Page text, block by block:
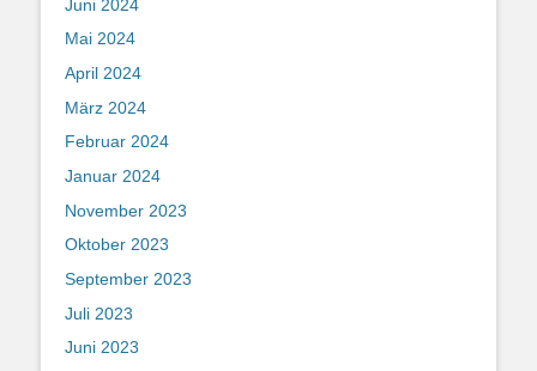
Juni 2024
Mai 2024
April 2024
März 2024
Februar 2024
Januar 2024
November 2023
Oktober 2023
September 2023
Juli 2023
Juni 2023